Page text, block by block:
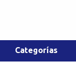
Categorías